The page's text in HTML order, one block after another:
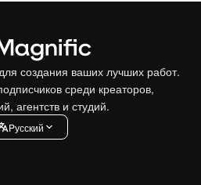
создания ваших лучших работ.
среди креаторов,
агентств и студий.
Pусский